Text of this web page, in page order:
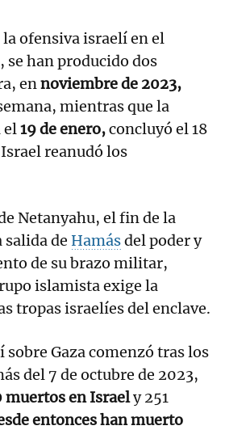
ofensiva israelí en el
se han producido dos
ennoviembre de 2023,
mientras que la
el19 de enero,concluyó el 18
reanudó los
Netanyahu, el fin de la
salida de Hamásdel poder y
de su brazo militar,
islamista exige la
tropas israelíes del enclave.
Gaza comenzó tras los
del 7 de octubre de 2023,
muertos en Israely 251
entonces han muerto